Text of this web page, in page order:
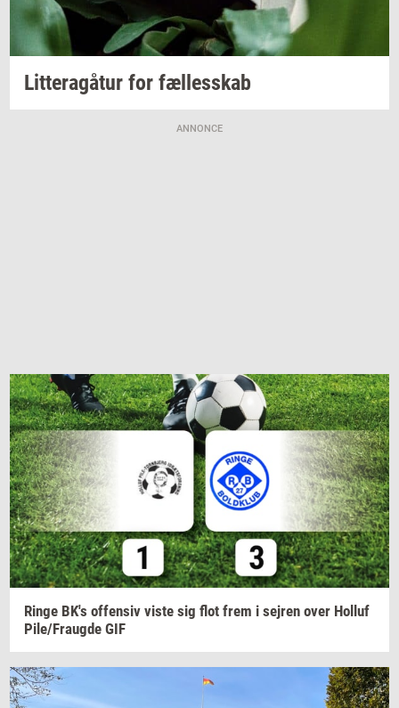
Lit­tera­gå­tur for fæl­les­skab
ANNONCE
Ringe BK's of­fen­siv viste sig flot frem i sej­ren over Hol­luf
Pile/Fraug­de GIF